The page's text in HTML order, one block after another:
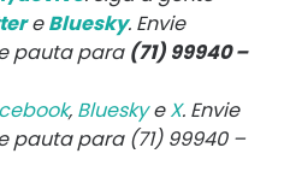
eBluesky. Envie
pauta para (71) 99940 –
, BlueskyeX. Envie
pauta para (71) 99940 –